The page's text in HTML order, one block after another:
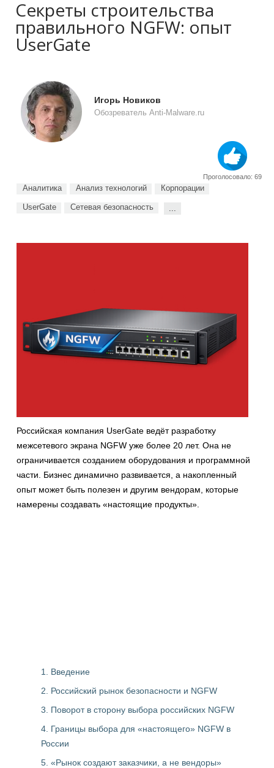
Секреты строительства
правильного NGFW: опыт
UserGate
Игорь Новиков
Обозреватель Anti-Malware.ru
Проголосовало: 69
Аналитика Анализ технологий Корпорации
UserGate Сетевая безопасность ...
Российская компания UserGate ведёт разработку
межсетевого экрана NGFW уже более 20 лет. Она не
ограничивается созданием оборудования и программной
части. Бизнес динамично развивается, а накопленный
опыт может быть полезен и другим вендорам, которые
намерены создавать «настоящие продукты».
1. Введение
2. Российский рынок безопасности и NGFW
3. Поворот в сторону выбора российских NGFW
4. Границы выбора для «настоящего» NGFW в
России
5. «Рынок создают заказчики, а не вендоры»